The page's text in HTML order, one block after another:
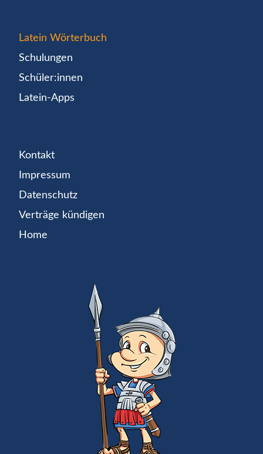
Latein Wörterbuch
Schulungen
Schüler:innen
Latein-Apps
Kontakt
Impressum
Datenschutz
Verträge kündigen
Home